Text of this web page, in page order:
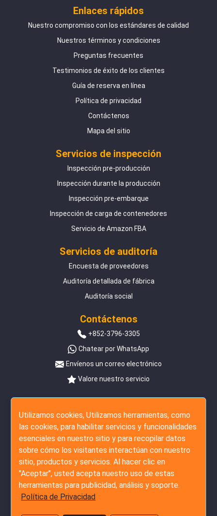
Enlaces rápidos
Nuestro compromiso con los estándares de calidad
Nuestros términos y condiciones
Preguntas frecuentes
Testimonios de éxito de los clientes
Guía de reserva en línea
Política de privacidad
Contáctenos
Mapa del sitio
Servicios de inspección
Inspección pre-producción
Inspección durante la producción
Inspección pre-embarque
Inspección de carga de contenedores
Servicio de Amazon FBA
Servicios de auditoría
Encuesta de proveedores
Auditoría detallada de fábrica
Auditoría social
Contáctenos
+852-3796-3305
Chatear por WhatsApp
Envíenos un correo electrónico
Valore nuestro servicio
Síguenos
Utilizamos cookies, Utilizamos herramientas, como
las cookies, para habilitar servicios y funcionalidades
esenciales en nuestro sitio y para recopilar datos
sobre cómo los visitantes interactúan con nuestro
sitio, productos y servicios. Al hacer clic en
"Aceptar", usted acepta nuestro uso de estas
herramientas para publicidad, análisis y soporte.
Política de Privacidad